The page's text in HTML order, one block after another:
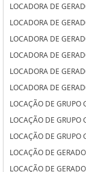
LOCADORA DE
LOCADORA DE
LOCADORA DE
LOCADORA DE
LOCADORA DE
LOCADORA DE
LOCAÇÃO DE GRUPO
LOCAÇÃO DE GRUPO
LOCAÇÃO DE GRUPO
LOCAÇÃO DE
LOCAÇÃO DE